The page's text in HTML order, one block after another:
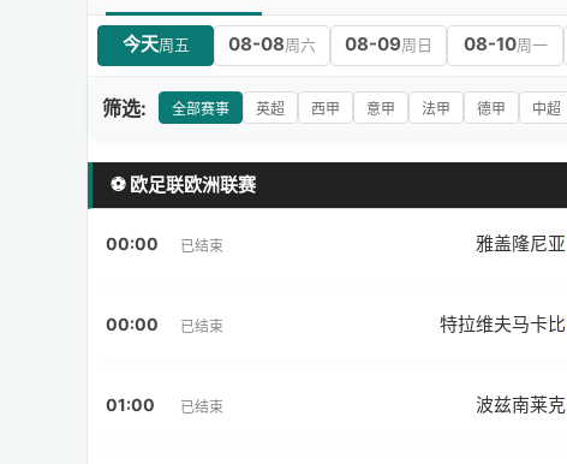
今天周五 08-08周六 08-09周日 08-10周一
筛选: 全部赛事 英超 西甲 意甲 法甲 德甲 中超
⚽ 欧足联欧洲联赛
00:00 已结束 雅盖隆尼亚
00:00 已结束 特拉维夫马卡比
01:00 已结束 波兹南莱克